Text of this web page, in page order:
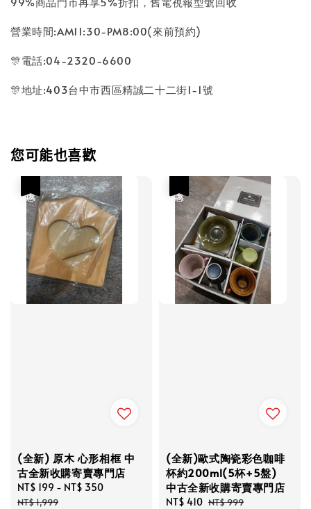
營業時間:AM11:30-PM8:00(來前預約)
🎊電話:04-2320-6600
🎊地址:403台中市西區精誠二十二街1-1號
您可能也喜歡
(全新) 原木 心形相框 中
古全新收購寄賣專門店
Sale
price
NT$ 199 - NT$ 350
NT$ 1,999
(全新)歐式陶瓷彩色咖啡
杯約200ml(5杯+5盤)
中古全新收購寄賣專門店
Sale
NT$ 410 Regular
NT$ 999